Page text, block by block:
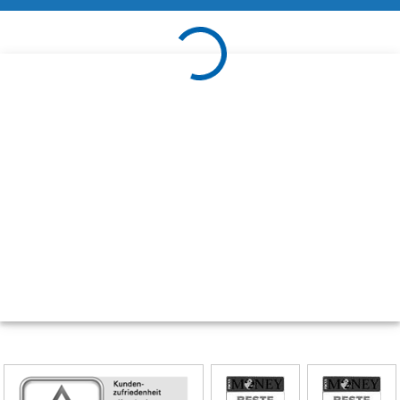
Skip
Siegel